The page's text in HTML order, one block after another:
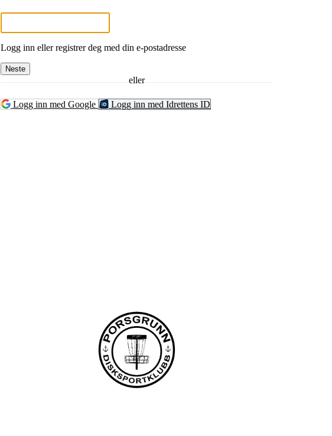
Logg inn eller registrer deg med din e-postadresse
Neste
eller
Logg inn med Google Logg inn med Idrettens ID